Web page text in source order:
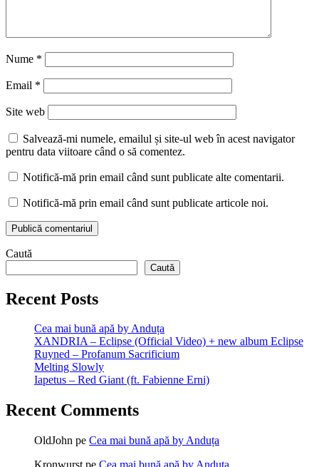
Nume *
Email *
Site web
Salvează-mi numele, emailul și site-ul web în acest navigator
pentru data viitoare când o să comentez.
Notifică-mă prin email când sunt publicate alte comentarii.
Notifică-mă prin email când sunt publicate articole noi.
Caută
Caută
Recent Posts
Cea mai bună apă by Anduța
XANDRIA – Eclipse (Official Video) + new album Eclipse
Ruyned – Profanum Sacrificium
Melting Slowly
Iapetus – Red Giant (ft. Fabienne Erni)
Recent Comments
OldJohn pe Cea mai bună apă by Anduța